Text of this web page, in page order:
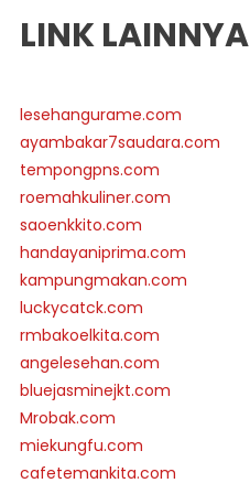
LINK LAINNYA
lesehangurame.com
ayambakar7saudara.com
tempongpns.com
roemahkuliner.com
saoenkkito.com
handayaniprima.com
kampungmakan.com
luckycatck.com
rmbakoelkita.com
angelesehan.com
bluejasminejkt.com
Mrobak.com
miekungfu.com
cafetemankita.com